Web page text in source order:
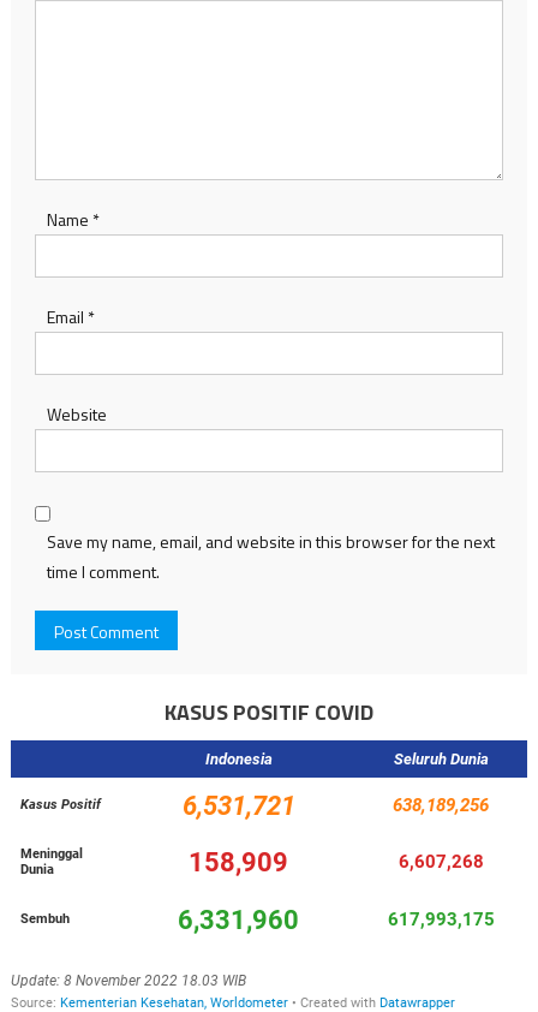
Name *
Email *
Website
Save my name, email, and website in this browser for the next
time I comment.
KASUS POSITIF COVID